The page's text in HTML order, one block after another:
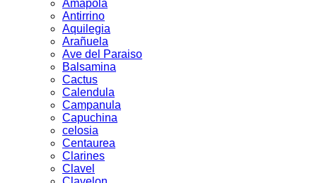
Amapola
Antirrino
Aquilegia
Arañuela
Ave del Paraiso
Balsamina
Cactus
Calendula
Campanula
Capuchina
celosia
Centaurea
Clarines
Clavel